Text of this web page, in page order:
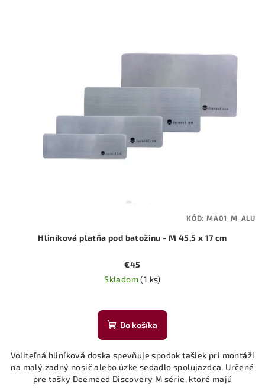
Hliníková platňa pod batožinu - M 45,5 x 17 cm
€45
Skladom(1 ks)
Do košíka
Voliteľná hliníková doska spevňuje spodok tašiek pri montáži
na malý zadný nosič alebo úzke sedadlo spolujazdca. Určené
pre tašky Deemeed Discovery M série, ktoré majú
KÓD: MA01_M_ALU